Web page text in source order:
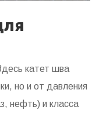
катет шва
но и от давления
нефть) и класса